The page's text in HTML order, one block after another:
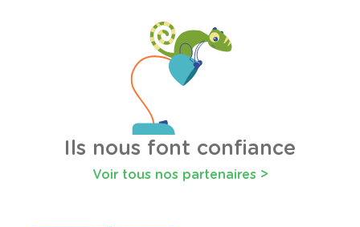
Ils nous font confiance
Voir tous nos partenaires >